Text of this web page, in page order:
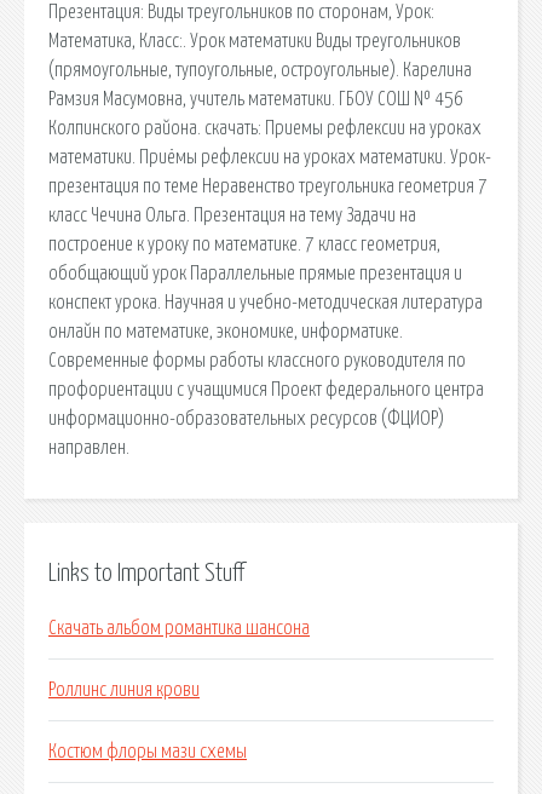
Презентация: Виды треугольников по сторонам, Урок:
Математика, Класс:. Урок математики Виды треугольников
(прямоугольные, тупоугольные, остроугольные). Карелина
Рамзия Масумовна, учитель математики. ГБОУ СОШ № 456
Колпинского района. cкачать: Приемы рефлексии на уроках
математики. Приёмы рефлексии на уроках математики. Урок-
презентация по теме Неравенство треугольника геометрия 7
класс Чечина Ольга. Презентация на тему Задачи на
построение к уроку по математике. 7 класс геометрия,
обобщающий урок Параллельные прямые презентация и
конспект урока. Научная и учебно-методическая литература
онлайн по математике, экономике, информатике.
Современные формы работы классного руководителя по
профориентации с учащимися Проект федерального центра
информационно-образовательных ресурсов (ФЦИОР)
направлен.
Links to Important Stuff
Скачать альбом романтика шансона
Роллинс линия крови
Костюм флоры мази схемы